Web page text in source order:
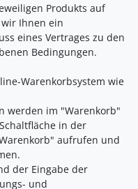
Produkts auf
Ihnen ein
eines Vertrages zu den
Bedingungen.
Warenkorbsystem wie
werden im "Warenkorb"
in der
aufrufen und
der Eingabe der
und